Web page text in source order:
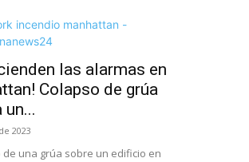
las alarmas en
Colapso de grúa
un...
2023
de una grúa sobre un edificio en